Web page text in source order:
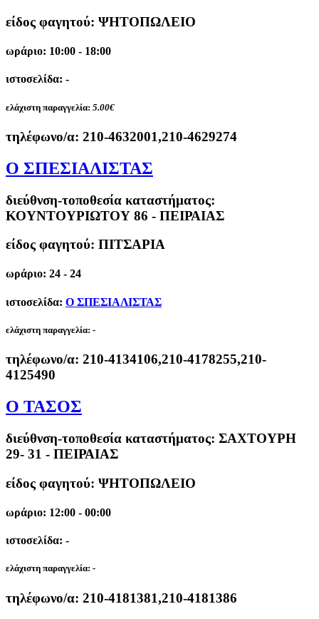
είδος φαγητού: ΨΗΤΟΠΩΛΕΙΟ
ωράριο: 10:00 - 18:00
ιστοσελίδα: -
ελάχιστη παραγγελία: 5.00€
τηλέφωνο/α: 210-4632001,210-4629274
Ο ΣΠΕΣΙΑΛΙΣΤΑΣ
διεύθνση-τοποθεσία καταστήματος:
ΚΟΥΝΤΟΥΡΙΩΤΟΥ 86 - ΠΕΙΡΑΙΑΣ
είδος φαγητού: ΠΙΤΣΑΡΙΑ
ωράριο: 24 - 24
ιστοσελίδα: Ο ΣΠΕΣΙΑΛΙΣΤΑΣ
ελάχιστη παραγγελία: -
τηλέφωνο/α: 210-4134106,210-4178255,210-
4125490
Ο ΤΑΣΟΣ
διεύθνση-τοποθεσία καταστήματος: ΣΑΧΤΟΥΡΗ
29- 31 - ΠΕΙΡΑΙΑΣ
είδος φαγητού: ΨΗΤΟΠΩΛΕΙΟ
ωράριο: 12:00 - 00:00
ιστοσελίδα: -
ελάχιστη παραγγελία: -
τηλέφωνο/α: 210-4181381,210-4181386